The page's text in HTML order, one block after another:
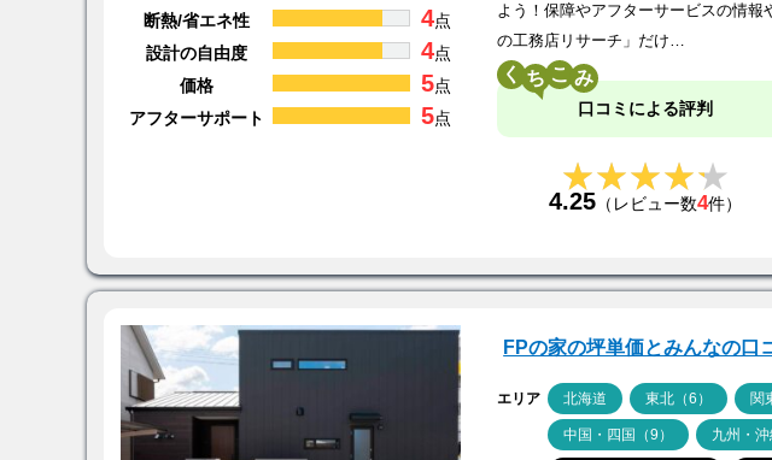
断熱/省エネ性
4点
設計の自由度
4点
価格
5点
アフターサポート
5点
よう！保障やアフターサービスの情
の工務店リサーチ」だけ…
く こ
口コミによる評判
★★★★★
★★★★★
4.25 （レビュー数4件）
FPの家の坪単価とみんなの口
エリア 北海道 東北（6） 関
中国・四国（9） 九州・沖